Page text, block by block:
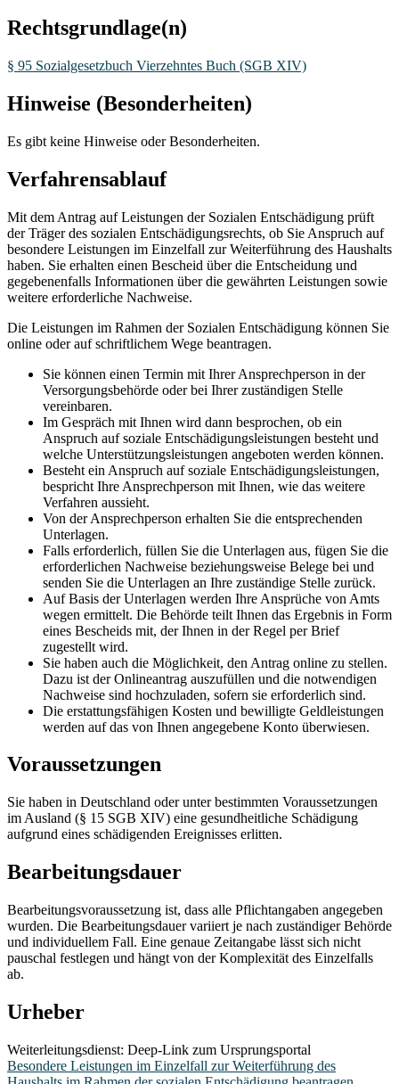
Rechtsgrundlage(n)
§ 95 Sozialgesetzbuch Vierzehntes Buch (SGB XIV)
Hinweise (Besonderheiten)
Es gibt keine Hinweise oder Besonderheiten.
Verfahrensablauf
Mit dem Antrag auf Leistungen der Sozialen Entschädigung prüft
der Träger des sozialen Entschädigungsrechts, ob Sie Anspruch auf
besondere Leistungen im Einzelfall zur Weiterführung des Haushalts
haben. Sie erhalten einen Bescheid über die Entscheidung und
gegebenenfalls Informationen über die gewährten Leistungen sowie
weitere erforderliche Nachweise.
Die Leistungen im Rahmen der Sozialen Entschädigung können Sie
online oder auf schriftlichem Wege beantragen.
Sie können einen Termin mit Ihrer Ansprechperson in der
Versorgungsbehörde oder bei Ihrer zuständigen Stelle
vereinbaren.
Im Gespräch mit Ihnen wird dann besprochen, ob ein
Anspruch auf soziale Entschädigungsleistungen besteht und
welche Unterstützungsleistungen angeboten werden können.
Besteht ein Anspruch auf soziale Entschädigungsleistungen,
bespricht Ihre Ansprechperson mit Ihnen, wie das weitere
Verfahren aussieht.
Von der Ansprechperson erhalten Sie die entsprechenden
Unterlagen.
Falls erforderlich, füllen Sie die Unterlagen aus, fügen Sie die
erforderlichen Nachweise beziehungsweise Belege bei und
senden Sie die Unterlagen an Ihre zuständige Stelle zurück.
Auf Basis der Unterlagen werden Ihre Ansprüche von Amts
wegen ermittelt. Die Behörde teilt Ihnen das Ergebnis in Form
eines Bescheids mit, der Ihnen in der Regel per Brief
zugestellt wird.
Sie haben auch die Möglichkeit, den Antrag online zu stellen.
Dazu ist der Onlineantrag auszufüllen und die notwendigen
Nachweise sind hochzuladen, sofern sie erforderlich sind.
Die erstattungsfähigen Kosten und bewilligte Geldleistungen
werden auf das von Ihnen angegebene Konto überwiesen.
Voraussetzungen
Sie haben in Deutschland oder unter bestimmten Voraussetzungen
im Ausland (§ 15 SGB XIV) eine gesundheitliche Schädigung
aufgrund eines schädigenden Ereignisses erlitten.
Bearbeitungsdauer
Bearbeitungsvoraussetzung ist, dass alle Pflichtangaben angegeben
wurden. Die Bearbeitungsdauer variiert je nach zuständiger Behörde
und individuellem Fall. Eine genaue Zeitangabe lässt sich nicht
pauschal festlegen und hängt von der Komplexität des Einzelfalls
ab.
Urheber
Weiterleitungsdienst: Deep-Link zum Ursprungsportal
Besondere Leistungen im Einzelfall zur Weiterführung des